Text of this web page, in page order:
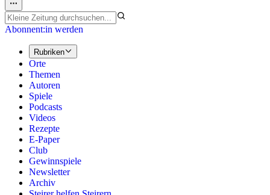
Abonnent:in werden
Rubriken
Orte
Themen
Autoren
Spiele
Podcasts
Videos
Rezepte
E-Paper
Club
Gewinnspiele
Newsletter
Archiv